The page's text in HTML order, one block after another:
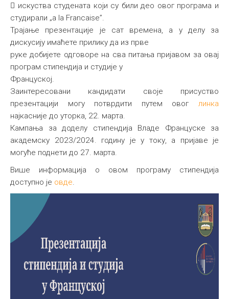
 искуства студената који су били део овог програма и
студирали „a la Francaise”.
Трајање презентације је сат времена, а у делу за
дискусију имаћете прилику да из прве
руке добијете одговоре на сва питања пријавом за овај
програм стипендија и студије у
Француској.
Заинтересовани кандидати своје присуство
презентацији могу потврдити путем овог линка
најкасније до уторка, 22. марта.
Кампања за доделу стипендија Владе Француске за
академску 2023/2024. годину је у току, а пријаве је
могуће поднети до 27. марта.
Више информација о овом програму стипендија
доступно је овде.